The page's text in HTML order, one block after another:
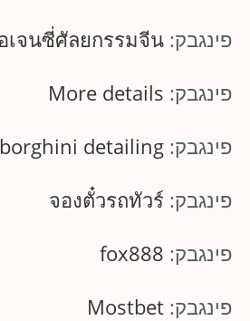
פינגבק: เจนซี่ศัลยกรรมจีน
פינגבק: More details
פינגבק: detailing
פינגבק: จองตั๋วรถทัวร์
פינגבק: fox888
פינגבק: Mostbet